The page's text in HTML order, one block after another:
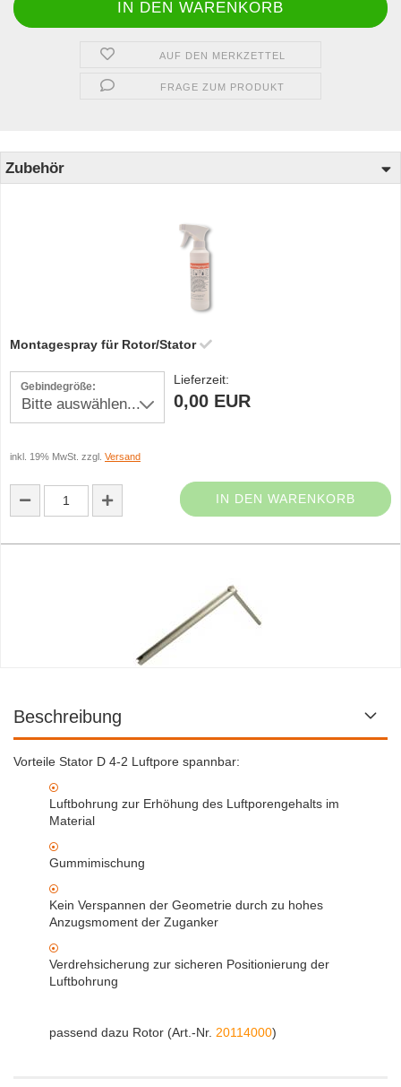
AUF DEN MERKZETTEL
FRAGE ZUM PRODUKT
Zubehör
Montagespray für Rotor/Stator
Gebindegröße: Lieferzeit:
0,00 EUR
inkl. 19% MwSt. zzgl. Versand
IN DEN WARENKORB
Lieferzeit:1-3 Arbeitstage
48,59 EUR
Beschreibung
Vorteile Stator D 4-2 Luftpore spannbar:
Luftbohrung zur Erhöhung des Luftporengehalts im
Material
Gummimischung
Kein Verspannen der Geometrie durch zu hohes
Anzugsmoment der Zuganker
Verdrehsicherung zur sicheren Positionierung der
Luftbohrung
passend dazu Rotor (Art.-Nr. 20114000)